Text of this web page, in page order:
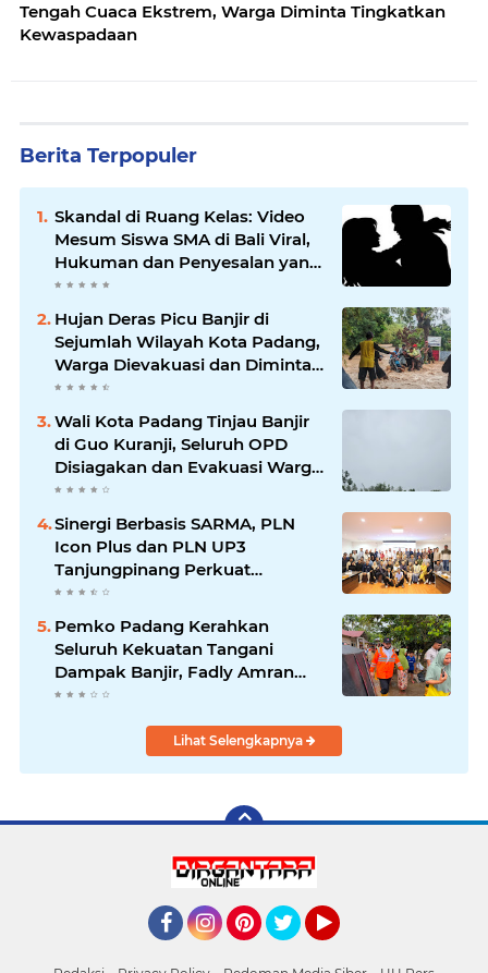
Tengah Cuaca Ekstrem, Warga Diminta Tingkatkan
Kewaspadaan
Berita Terpopuler
Skandal di Ruang Kelas: Video
Mesum Siswa SMA di Bali Viral,
Hukuman dan Penyesalan yang
Mengikuti
Hujan Deras Picu Banjir di
Sejumlah Wilayah Kota Padang,
Warga Dievakuasi dan Diminta
Waspada Banjir Susulan
Wali Kota Padang Tinjau Banjir
di Guo Kuranji, Seluruh OPD
Disiagakan dan Evakuasi Warga
Dipercepat
Sinergi Berbasis SARMA, PLN
Icon Plus dan PLN UP3
Tanjungpinang Perkuat
Kolaborasi Strategis
Pemko Padang Kerahkan
Seluruh Kekuatan Tangani
Dampak Banjir, Fadly Amran
Desak Percepatan Proyek
Lihat Selengkapnya